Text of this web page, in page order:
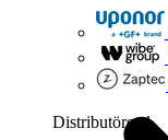
Distributörer 1